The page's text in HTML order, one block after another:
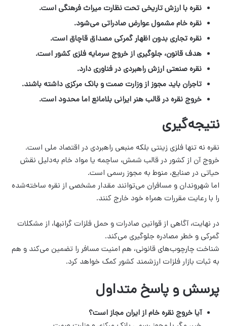
نقره با ارزش تاریخی تحت نظارت میراث فرهنگی است.
نقره خام مشمول عوارض صادراتی می‌شود.
نقره تجاری بدون اظهار گمرکی مصداق قاچاق است.
هدف قانون، جلوگیری از خروج سرمایه فلزی کشور است.
نقره صنعتی ارزش راهبردی در فناوری دارد.
تاجران باید مجوز از وزارت صمت و بانک مرکزی داشته باشند.
خروج نقره در قالب هنر ایرانی بلامانع اما محدود است.
نتیجه‌گیری
نقره نه تنها فلزی زینتی بلکه منبعی راهبردی در اقتصاد ملی است.
خروج آن از کشور در قالب شمش، ساچمه یا مواد خام به‌دلیل نقش
حیاتی در صنایع، منوط به مجوز رسمی است.
اما شهروندان و مسافران می‌توانند مقدار مشخصی از نقره ساخته‌شده
را با رعایت مقررات همراه خود خارج کنند.
در نهایت، آگاهی از قوانین صادرات و حمل فلزات گرانبها، از مشکلات
گمرکی و خطر مصادره جلوگیری می‌کند.
شناخت چارچوب‌های قانونی، هم امنیت مسافر را تضمین می‌کند و هم
به ثبات بازار فلزات ارزشمند کشور کمک خواهد کرد.
پرسش و پاسخ متداول
آیا خروج نقره خام از ایران مجاز است؟